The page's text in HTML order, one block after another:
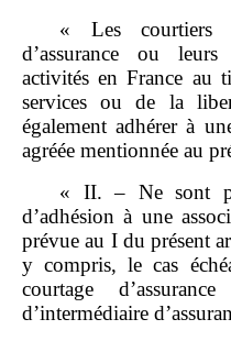
« Les courtiers
d’assurance ou
activités en France au
services ou de la
également adhérer à
agréée mentionnée au
« II. – Ne sont
d’adhésion à une
prévue au I du présent
y compris, le cas
courtage
d’intermédiaire